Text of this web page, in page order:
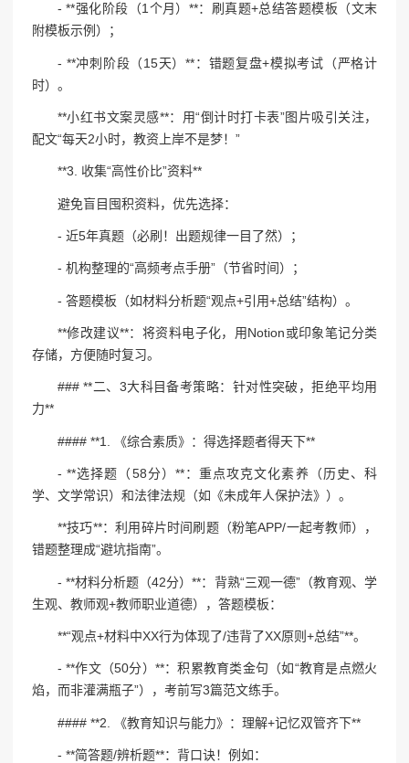
- **强化阶段（1个月）**：刷真题+总结答题模板（文末
附模板示例）；
- **冲刺阶段（15天）**：错题复盘+模拟考试（严格计
时）。
**小红书文案灵感**：用“倒计时打卡表”图片吸引关注，
配文“每天2小时，教资上岸不是梦！”
**3. 收集“高性价比”资料**
避免盲目囤积资料，优先选择：
- 近5年真题（必刷！出题规律一目了然）；
- 机构整理的“高频考点手册”（节省时间）；
- 答题模板（如材料分析题“观点+引用+总结”结构）。
**修改建议**：将资料电子化，用Notion或印象笔记分类
存储，方便随时复习。
### **二、3大科目备考策略：针对性突破，拒绝平均用
力**
#### **1. 《综合素质》：得选择题者得天下**
- **选择题（58分）**：重点攻克文化素养（历史、科
学、文学常识）和法律法规（如《未成年人保护法》）。
**技巧**：利用碎片时间刷题（粉笔APP/一起考教师），
错题整理成“避坑指南”。
- **材料分析题（42分）**：背熟“三观一德”（教育观、学
生观、教师观+教师职业道德），答题模板：
**“观点+材料中XX行为体现了/违背了XX原则+总结”**。
- **作文（50分）**：积累教育类金句（如“教育是点燃火
焰，而非灌满瓶子”），考前写3篇范文练手。
#### **2. 《教育知识与能力》：理解+记忆双管齐下**
- **简答题/辨析题**：背口诀！例如：